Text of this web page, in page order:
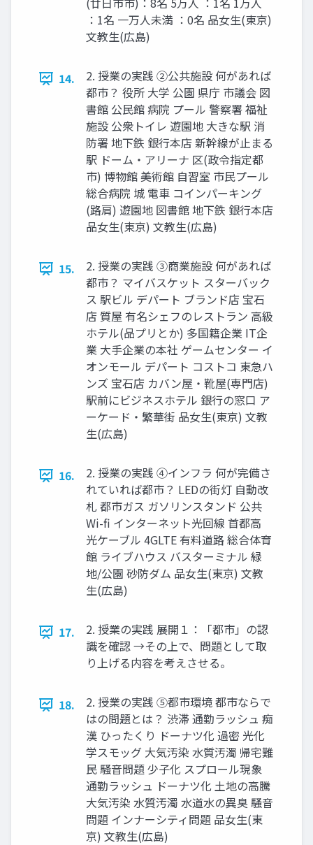
：1名 一万人未満 ：0名 品女生(東京)
文教生(広島)
14.
2. 授業の実践 ②公共施設 何があれば
都市？ 役所 大学 公園 県庁 市議会 図
書館 公民館 病院 プール 警察署 福祉
施設 公衆トイレ 遊園地 大きな駅 消
防署 地下鉄 銀行本店 新幹線が止まる
駅 ドーム・アリーナ 区(政令指定都
市) 博物館 美術館 自習室 市民プール
総合病院 城 電車 コインパーキング
(路肩) 遊園地 図書館 地下鉄 銀行本店
品女生(東京) 文教生(広島)
15.
2. 授業の実践 ③商業施設 何があれば
都市？ マイバスケット スターバック
ス 駅ビル デパート ブランド店 宝石
店 質屋 有名シェフのレストラン 高級
ホテル(品プリとか) 多国籍企業 IT企
業 大手企業の本社 ゲームセンター イ
オンモール デパート コストコ 東急ハ
ンズ 宝石店 カバン屋・靴屋(専門店)
駅前にビジネスホテル 銀行の窓口 ア
ーケード・繁華街 品女生(東京) 文教
生(広島)
16.
2. 授業の実践 ④インフラ 何が完備さ
れていれば都市？ LEDの街灯 自動改
札 都市ガス ガソリンスタンド 公共
Wi-ﬁ インターネット光回線 首都高
光ケーブル 4GLTE 有料道路 総合体育
館 ライブハウス バスターミナル 緑
地/公園 砂防ダム 品女生(東京) 文教
生(広島)
17.
2. 授業の実践 展開１：「都市」の認
識を確認 →その上で、問題として取
り上げる内容を考えさせる。
18.
2. 授業の実践 ⑤都市環境 都市ならで
はの問題とは？ 渋滞 通勤ラッシュ 痴
漢 ひったくり ドーナツ化 過密 光化
学スモッグ 大気汚染 水質汚濁 帰宅難
民 騒音問題 少子化 スプロール現象
通勤ラッシュ ドーナツ化 土地の高騰
大気汚染 水質汚濁 水道水の異臭 騒音
問題 インナーシティ問題 品女生(東
京) 文教生(広島)